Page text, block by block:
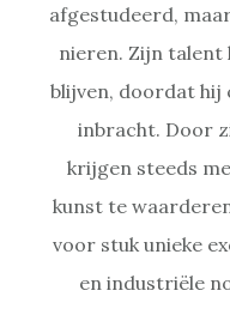
afgestudeerd,
nieren. Zijn
blijven, doordat hij
inbracht. Door
krijgen steeds
kunst te
voor stuk unieke
en industriële